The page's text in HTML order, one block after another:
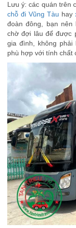
Lưu ý: các quán trên
chỗ đi Vũng Tàu hay
đoàn đông, bạn
chờ đợi lâu để được
gia đình, không
phù hợp với tính chất